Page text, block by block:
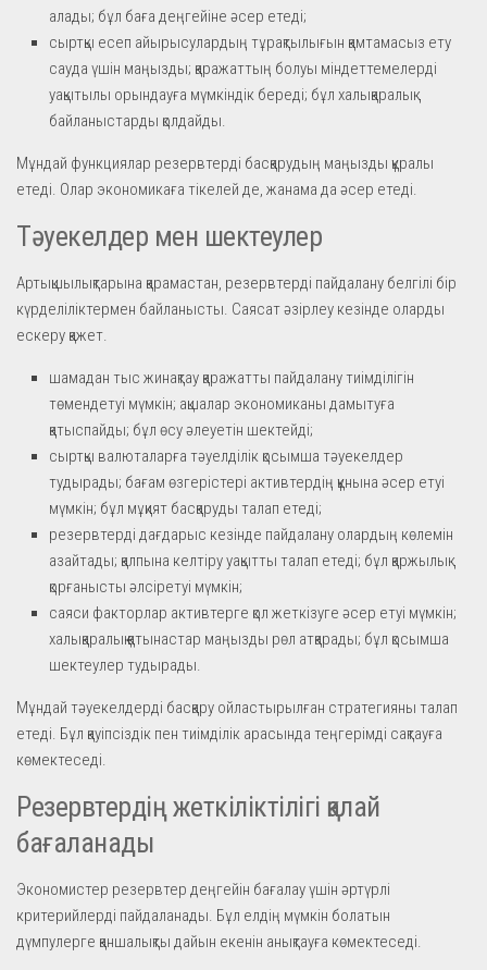
алады; бұл баға деңгейіне әсер етеді;
сыртқы есеп айырысулардың тұрақтылығын қамтамасыз ету
сауда үшін маңызды; қаражаттың болуы міндеттемелерді
уақытылы орындауға мүмкіндік береді; бұл халықаралық
байланыстарды қолдайды.
Мұндай функциялар резервтерді басқарудың маңызды құралы
етеді. Олар экономикаға тікелей де, жанама да әсер етеді.
Тәуекелдер мен шектеулер
Артықшылықтарына қарамастан, резервтерді пайдалану белгілі бір
күрделіліктермен байланысты. Саясат әзірлеу кезінде оларды
ескеру қажет.
шамадан тыс жинақтау қаражатты пайдалану тиімділігін
төмендетуі мүмкін; ақшалар экономиканы дамытуға
қатыспайды; бұл өсу әлеуетін шектейді;
сыртқы валюталарға тәуелділік қосымша тәуекелдер
тудырады; бағам өзгерістері активтердің құнына әсер етуі
мүмкін; бұл мұқият басқаруды талап етеді;
резервтерді дағдарыс кезінде пайдалану олардың көлемін
азайтады; қалпына келтіру уақытты талап етеді; бұл қаржылық
қорғанысты әлсіретуі мүмкін;
саяси факторлар активтерге қол жеткізуге әсер етуі мүмкін;
халықаралық қатынастар маңызды рөл атқарады; бұл қосымша
шектеулер тудырады.
Мұндай тәуекелдерді басқару ойластырылған стратегияны талап
етеді. Бұл қауіпсіздік пен тиімділік арасында теңгерімді сақтауға
көмектеседі.
Резервтердің жеткіліктілігі қалай
бағаланады
Экономистер резервтер деңгейін бағалау үшін әртүрлі
критерийлерді пайдаланады. Бұл елдің мүмкін болатын
дүмпулерге қаншалықты дайын екенін анықтауға көмектеседі.